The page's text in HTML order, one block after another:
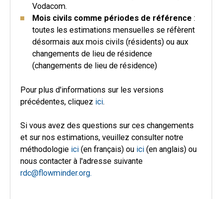
Vodacom.
Mois civils comme périodes de référence :
toutes les estimations mensuelles se réfèrent
désormais aux mois civils (résidents) ou aux
changements de lieu de résidence
(changements de lieu de résidence)
Pour plus d'informations sur les versions
précédentes, cliquez ici.
Si vous avez des questions sur ces changements
et sur nos estimations, veuillez consulter notre
méthodologie ici (en français) ou ici (en anglais) ou
nous contacter à l'adresse suivante
rdc@flowminder.org.